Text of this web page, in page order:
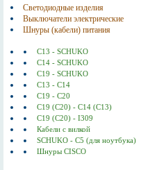
Светодиодные изделия
Выключатели электрические
Шнуры (кабели) питания
C13 - SCHUKO
C14 - SCHUKO
C19 - SCHUKO
C13 - C14
C19 - C20
C19 (С20) - C14 (С13)
C19 (C20) - I309
Кабели с вилкой
SCHUKO - C5 (для ноутбука)
Шнуры CISCO